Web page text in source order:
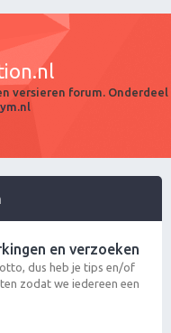
Z
versieren forum. Onderdeel
en verzoeken
dus heb je tips en/of
zodat we iedereen een